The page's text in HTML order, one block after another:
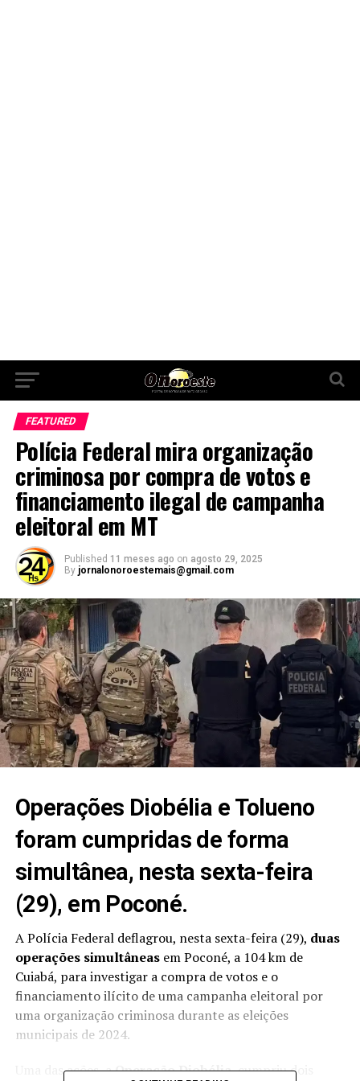
FEATURED
Polícia Federal mira organização
criminosa por compra de votos e
financiamento ilegal de campanha
eleitoral em MT
Published 11 meses ago on agosto 29, 2025
By jornalonoroestemais@gmail.com
Operações Diobélia e Tolueno
foram cumpridas de forma
simultânea, nesta sexta-feira
(29), em Poconé.
A Polícia Federal deflagrou, nesta sexta-feira (29), duas
operações simultâneasem Poconé, a 104 km de
Cuiabá, para investigar a compra de votos e o
financiamento ilícito de uma campanha eleitoral por
uma organização criminosadurante as eleições
municipais de 2024.
Uma das ações, aOperação Diobélia, cumpriu dois